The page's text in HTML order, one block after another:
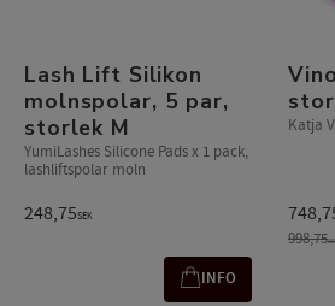
​​Lash Lift Silikon
molnspolar, 5 par,
storlek M​
YumiLashes Silicone Pads x 1 pack,
lashliftspolar moln​​​
248,75SEK
INFO
Katja
998,75